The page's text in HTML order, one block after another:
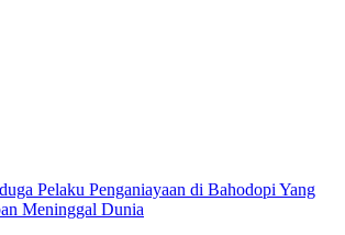
Pelaku Penganiayaan di Bahodopi Yang
Meninggal Dunia